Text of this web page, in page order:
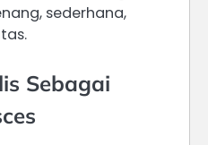
sederhana,
Sebagai